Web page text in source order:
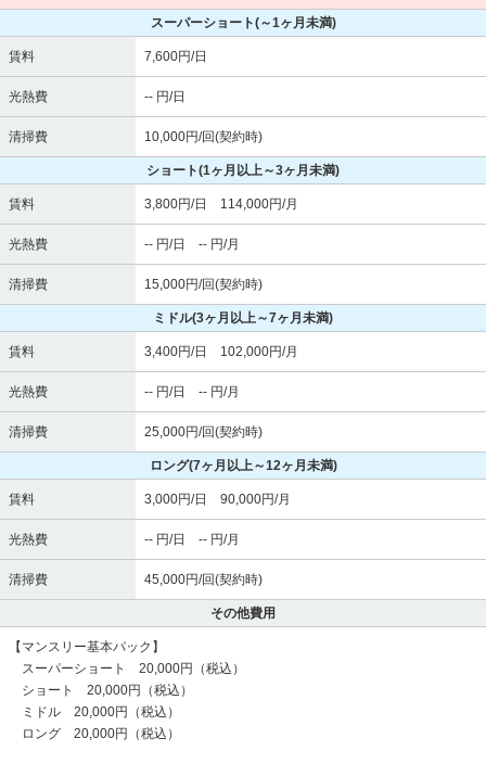
スーパーショート(～1ヶ月未満)
賃料 7,600円/日
光熱費 -- 円/日
清掃費 10,000円/回(契約時)
ショート(1ヶ月以上～3ヶ月未満)
賃料 3,800円/日 114,000円/月
光熱費 -- 円/日 -- 円/月
清掃費 15,000円/回(契約時)
ミドル(3ヶ月以上～7ヶ月未満)
賃料 3,400円/日 102,000円/月
光熱費 -- 円/日 -- 円/月
清掃費 25,000円/回(契約時)
ロング(7ヶ月以上～12ヶ月未満)
賃料 3,000円/日 90,000円/月
光熱費 -- 円/日 -- 円/月
清掃費 45,000円/回(契約時)
その他費用
【マンスリー基本パック】
スーパーショート 20,000円（税込）
ショート 20,000円（税込）
ミドル 20,000円（税込）
ロング 20,000円（税込）